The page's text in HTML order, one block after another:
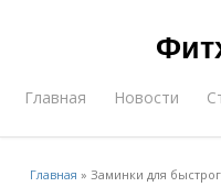
Главная Новости
Главная »Заминки для